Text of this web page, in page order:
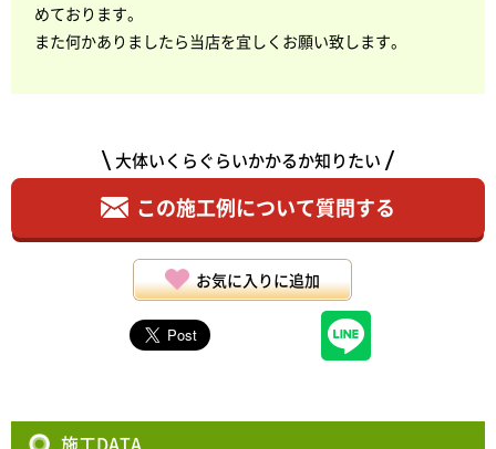
めております。
また何かありましたら当店を宜しくお願い致します。
大体いくらぐらいかかるか知りたい
この施工例について質問する
お気に入りに追加
施工DATA